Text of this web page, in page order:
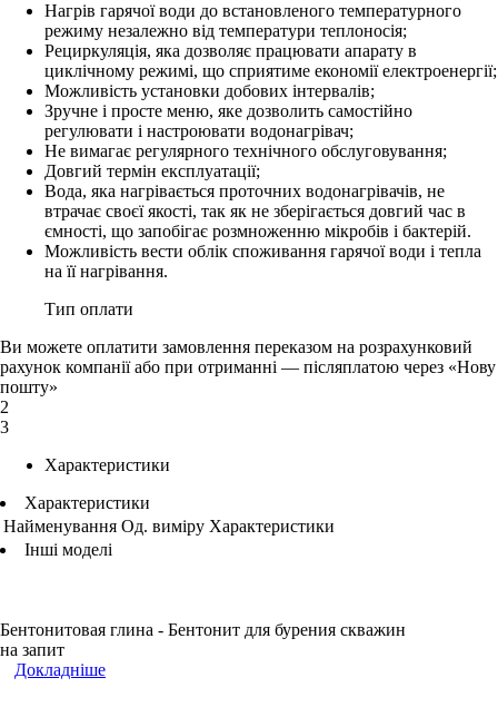
Нагрів гарячої води до встановленого температурного
режиму незалежно від температури теплоносія;
Рециркуляція, яка дозволяє працювати апарату в
циклічному режимі, що сприятиме економії електроенергії;
Можливість установки добових інтервалів;
Зручне і просте меню, яке дозволить самостійно
регулювати і настроювати водонагрівач;
Не вимагає регулярного технічного обслуговування;
Довгий термін експлуатації;
Вода, яка нагрівається проточних водонагрівачів, не
втрачає своєї якості, так як не зберігається довгий час в
ємності, що запобігає розмноженню мікробів і бактерій.
Можливість вести облік споживання гарячої води і тепла
на її нагрівання.
Тип оплати
Ви можете оплатити замовлення переказом на розрахунковий
рахунок компанії або при отриманні — післяплатою через «Нову
пошту»
2
3
Характеристики
Характеристики
Найменування Од. виміру Характеристики
Інші моделі
Бентонитовая глина - Бентонит для бурения скважин
на запит
Докладніше